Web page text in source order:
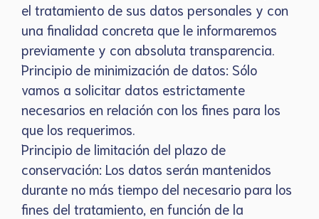
el tratamiento de sus datos personales y con
una finalidad concreta que le informaremos
previamente y con absoluta transparencia.
Principio de minimización de datos: Sólo
vamos a solicitar datos estrictamente
necesarios en relación con los fines para los
que los requerimos.
Principio de limitación del plazo de
conservación: Los datos serán mantenidos
durante no más tiempo del necesario para los
fines del tratamiento, en función de la